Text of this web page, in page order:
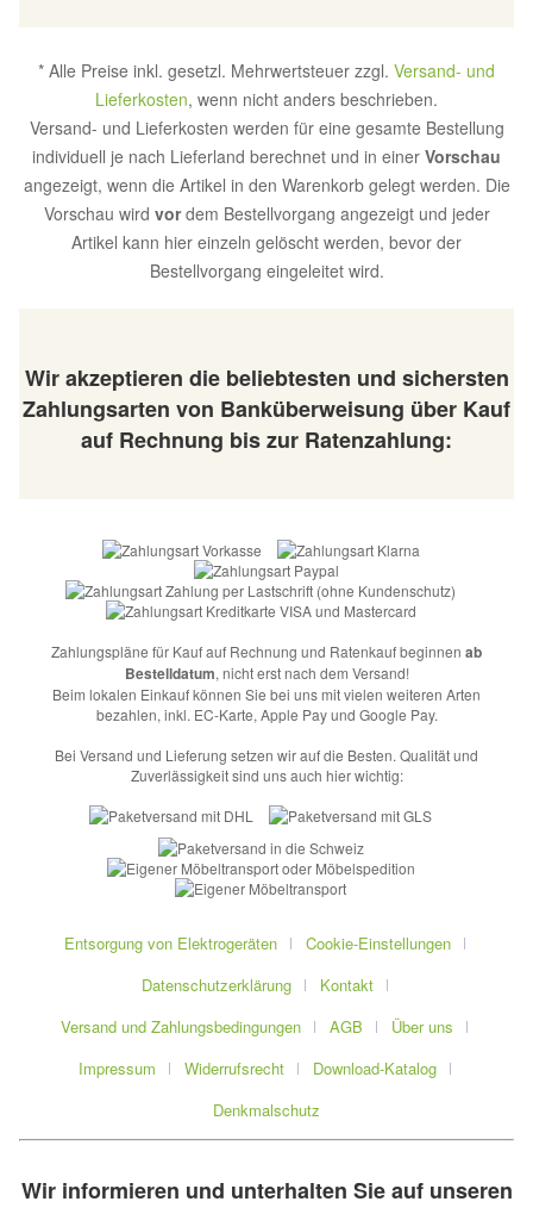
* Alle Preise inkl. gesetzl. Mehrwertsteuer zzgl. Versand- und
Lieferkosten, wenn nicht anders beschrieben.
Versand- und Lieferkosten werden für eine gesamte Bestellung
individuell je nach Lieferland berechnet und in einer Vorschau
angezeigt, wenn die Artikel in den Warenkorb gelegt werden. Die
Vorschau wird vordem Bestellvorgang angezeigt und jeder
Artikel kann hier einzeln gelöscht werden, bevor der
Bestellvorgang eingeleitet wird.
Wir akzeptieren die beliebtesten und sichersten
Zahlungsarten von Banküberweisung über Kauf
auf Rechnung bis zur Ratenzahlung:
Zahlungspläne für Kauf auf Rechnung und Ratenkauf beginnen ab
Bestelldatum, nicht erst nach dem Versand!
Beim lokalen Einkauf können Sie bei uns mit vielen weiteren Arten
bezahlen, inkl. EC-Karte, Apple Pay und Google Pay.
Bei Versand und Lieferung setzen wir auf die Besten. Qualität und
Zuverlässigkeit sind uns auch hier wichtig:
Entsorgung von Elektrogeräten
Cookie-Einstellungen
Datenschutzerklärung
Kontakt
Versand und Zahlungsbedingungen
AGB
Über uns
Impressum
Widerrufsrecht
Download-Katalog
Denkmalschutz
Wir informieren und unterhalten Sie auf unseren